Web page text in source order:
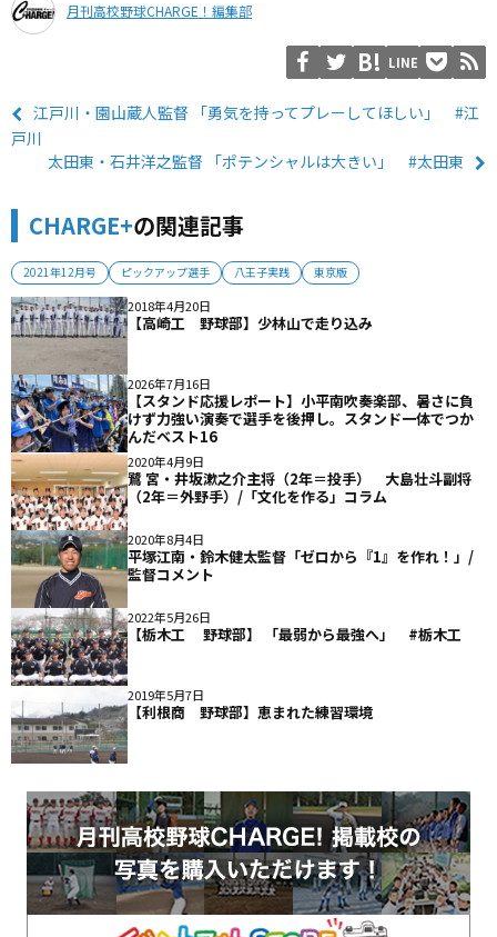
月刊高校野球CHARGE！編集部
LINE
江戸川・園山蔵人監督 「勇気を持ってプレーしてほしい」 #江
戸川
太田東・石井洋之監督 「ポテンシャルは大きい」 #太田東
CHARGE+の関連記事
2021年12月号 ピックアップ選手 八王子実践 東京版
2018年4月20日
【高崎工 野球部】少林山で走り込み
2026年7月16日
【スタンド応援レポート】小平南吹奏楽部、暑さに負
けず力強い演奏で選手を後押し。スタンド一体でつか
んだベスト16
2020年4月9日
鷺 宮・井坂漱之介主将（2年＝投手） 大島壮斗副将
（2年＝外野手）/「文化を作る」コラム
2020年8月4日
平塚江南・鈴木健太監督「ゼロから『1』を作れ！」/
監督コメント
2022年5月26日
【栃木工 野球部】 「最弱から最強へ」 #栃木工
2019年5月7日
【利根商 野球部】恵まれた練習環境